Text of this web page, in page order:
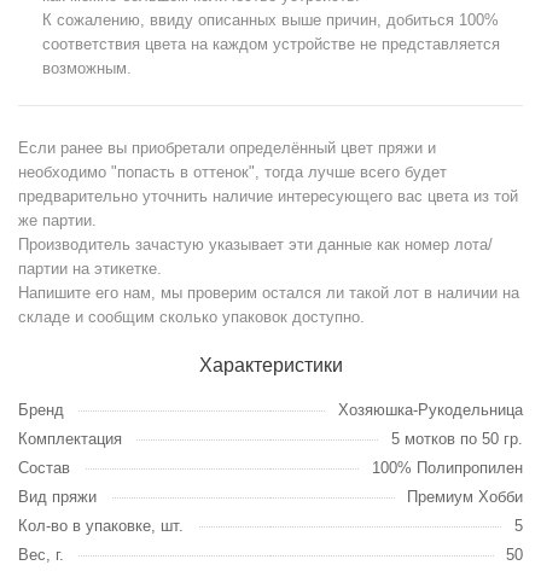
К сожалению, ввиду описанных выше причин, добиться 100%
соответствия цвета на каждом устройстве не представляется
возможным.
Если ранее вы приобретали определённый цвет пряжи и
необходимо "попасть в оттенок", тогда лучше всего будет
предварительно уточнить наличие интересующего вас цвета из той
же партии.
Производитель зачастую указывает эти данные как номер лота/
партии на этикетке.
Напишите его нам, мы проверим остался ли такой лот в наличии на
складе и сообщим сколько упаковок доступно.
Характеристики
Бренд
Хозяюшка-Рукодельница
Комплектация
5 мотков по 50 гр.
Состав
100% Полипропилен
Вид пряжи
Премиум Хобби
Кол-во в упаковке, шт.
5
Вес, г.
50